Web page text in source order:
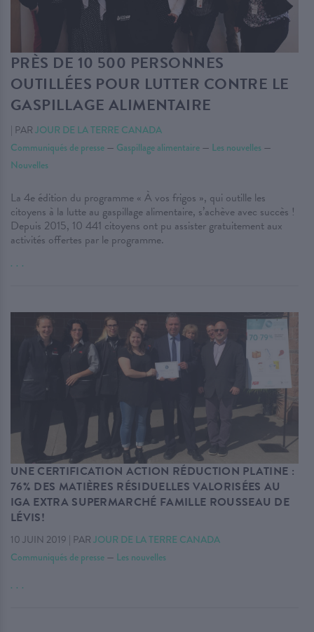
PRÈS DE 10 500 PERSONNES
OUTILLÉES POUR LUTTER CONTRE LE
GASPILLAGE ALIMENTAIRE
| PAR JOUR DE LA TERRE CANADA
Communiqués de presse — Gaspillage alimentaire — Les nouvelles —
Nouvelles
La 4e édition du programme « À vos frigos », qui outille les
citoyens à la lutte au gaspillage alimentaire, s’achève avec succès !
Depuis 2015, 10 441 citoyens ont pu assister gratuitement aux
activités offertes par le programme.
. . .
UNE CERTIFICATION ACTION RÉDUCTION PLATINE :
76% DES MATIÈRES RÉSIDUELLES VALORISÉES AU
IGA EXTRA SUPERMARCHÉ FAMILLE ROUSSEAU DE
LÉVIS!
10 JUIN 2019 | PAR JOUR DE LA TERRE CANADA
Communiqués de presse — Les nouvelles
. . .